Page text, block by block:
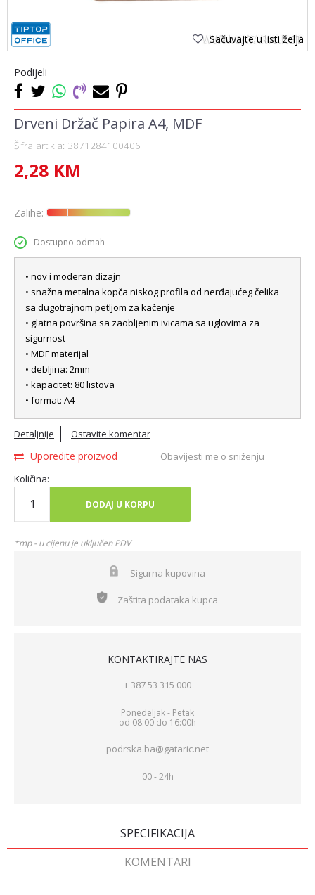
Sačuvajte u listi želja
Podijeli
Drveni Držač Papira A4, MDF
Šifra artikla: 3871284100406
2,28 KM
Zalihe:
Dostupno odmah
• nov i moderan dizajn
• snažna metalna kopča niskog profila od nerđajućeg čelika
sa dugotrajnom petljom za kačenje
• glatna površina sa zaobljenim ivicama sa uglovima za
sigurnost
• MDF materijal
• debljina: 2mm
• kapacitet: 80 listova
• format: A4
Detaljnije Ostavite komentar
Uporedite proizvod
Obavijesti me o sniženju
Količina:
DODAJ U KORPU
*mp - u cijenu je uključen PDV
Sigurna kupovina
Zaštita podataka kupca
KONTAKTIRAJTE NAS
+ 387 53 315 000
Ponedeljak - Petak
od 08:00 do 16:00h
podrska.ba@gataric.net
00 - 24h
SPECIFIKACIJA
KOMENTARI